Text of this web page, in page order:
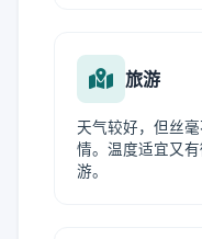
旅游
天气较好，但丝
情。温度适宜又
游。